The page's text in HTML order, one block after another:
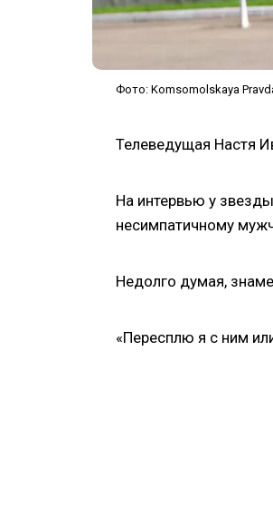
Фото: Komsomolskaya
Телеведущая Настя
На интервью у
несимпатичному
Недолго думая,
«Пересплю я с ним